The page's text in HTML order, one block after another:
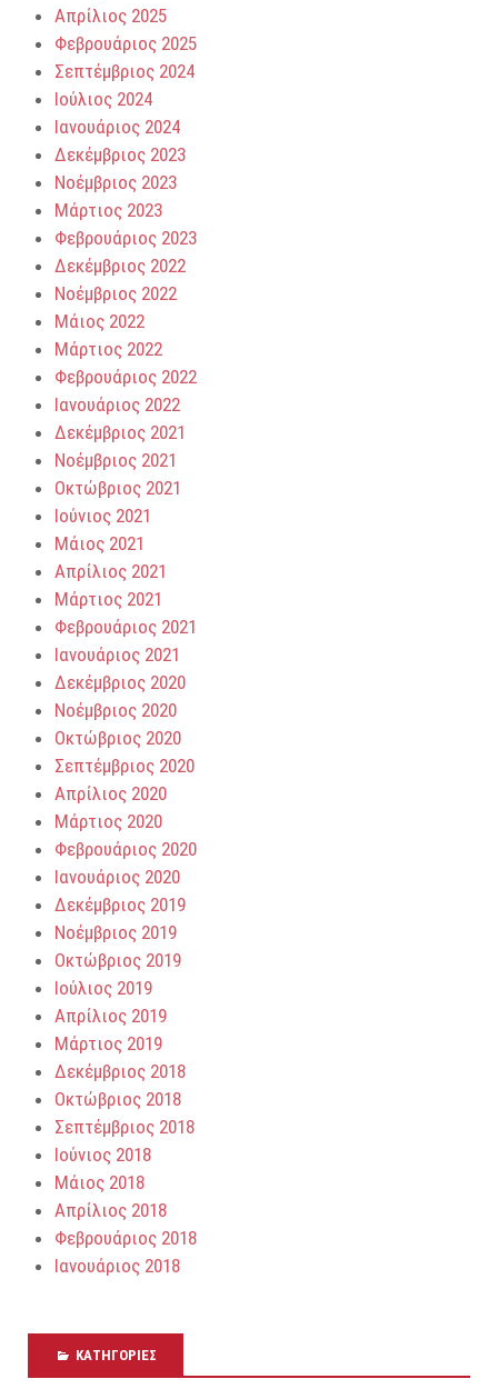
Απρίλιος 2025
Φεβρουάριος 2025
Σεπτέμβριος 2024
Ιούλιος 2024
Ιανουάριος 2024
Δεκέμβριος 2023
Νοέμβριος 2023
Μάρτιος 2023
Φεβρουάριος 2023
Δεκέμβριος 2022
Νοέμβριος 2022
Μάιος 2022
Μάρτιος 2022
Φεβρουάριος 2022
Ιανουάριος 2022
Δεκέμβριος 2021
Νοέμβριος 2021
Οκτώβριος 2021
Ιούνιος 2021
Μάιος 2021
Απρίλιος 2021
Μάρτιος 2021
Φεβρουάριος 2021
Ιανουάριος 2021
Δεκέμβριος 2020
Νοέμβριος 2020
Οκτώβριος 2020
Σεπτέμβριος 2020
Απρίλιος 2020
Μάρτιος 2020
Φεβρουάριος 2020
Ιανουάριος 2020
Δεκέμβριος 2019
Νοέμβριος 2019
Οκτώβριος 2019
Ιούλιος 2019
Απρίλιος 2019
Μάρτιος 2019
Δεκέμβριος 2018
Οκτώβριος 2018
Σεπτέμβριος 2018
Ιούνιος 2018
Μάιος 2018
Απρίλιος 2018
Φεβρουάριος 2018
Ιανουάριος 2018
KΑΤΗΓΟΡΊΕΣ